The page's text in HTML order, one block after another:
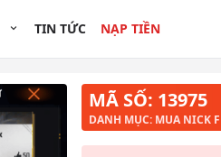
TIN TỨC NẠP TIỀN
MÃ SỐ: 13975
DANH MỤC: MUA NICK